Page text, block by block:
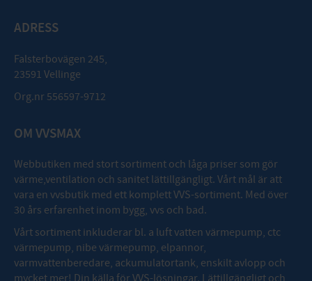
ADRESS
Falsterbovägen 245,
23591 Vellinge
Org.nr 556597-9712
OM VVSMAX
Webbutiken med stort sortiment och låga priser som gör
värme,ventilation och sanitet lättillgängligt. Vårt mål är att
vara en vvsbutik med ett komplett VVS-sortiment. Med över
30 års erfarenhet inom bygg, vvs och bad.
Vårt sortiment inkluderar bl. a luft vatten värmepump, ctc
värmepump, nibe värmepump, elpannor,
varmvattenberedare, ackumulatortank, enskilt avlopp och
mycket mer! Din källa för VVS-lösningar. Lättillgängligt och